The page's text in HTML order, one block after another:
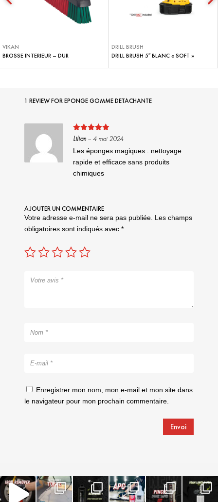
VIKAN
BROSSE INTERIEUR – DUR
DRILL BRUSH
DRILL BRUSH 5″ BLANC « SOFT »
1 REVIEW FOREPONGE GOMME DETACHANTE
Note
sur
Lilian– 4 mai 2024
Les éponges magiques : nettoyage
rapide et efficace sans produits
chimiques
AJOUTER UN COMMENTAIRE
Votre adresse e-mail ne sera pas publiée. Les champs
obligatoires sont indiqués avec *
Enregistrer mon nom, mon e-mail et mon site dans
le navigateur pour mon prochain commentaire.
Envoi